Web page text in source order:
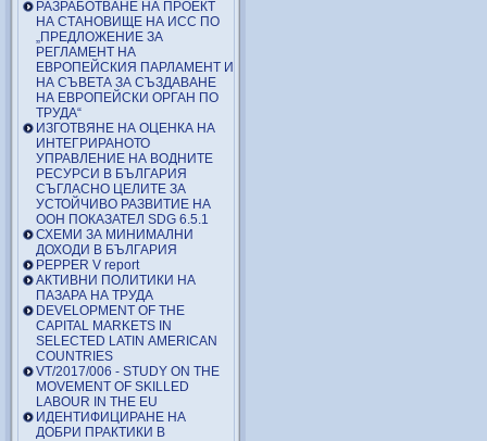
РАЗРАБОТВАНЕ НА ПРОЕКТ
НА СТАНОВИЩЕ НА ИСС ПО
„ПРЕДЛОЖЕНИЕ ЗА
РЕГЛАМЕНТ НА
ЕВРОПЕЙСКИЯ ПАРЛАМЕНТ И
НА СЪВЕТА ЗА СЪЗДАВАНЕ
НА ЕВРОПЕЙСКИ ОРГАН ПО
ТРУДА“
ИЗГОТВЯНЕ НА ОЦЕНКА НА
ИНТЕГРИРАНОТО
УПРАВЛЕНИЕ НА ВОДНИТЕ
РЕСУРСИ В БЪЛГАРИЯ
СЪГЛАСНО ЦЕЛИТЕ ЗА
УСТОЙЧИВО РАЗВИТИЕ НА
ООН ПОКАЗАТЕЛ SDG 6.5.1
СХЕМИ ЗА МИНИМАЛНИ
ДОХОДИ В БЪЛГАРИЯ
PEPPER V report
АКТИВНИ ПОЛИТИКИ НА
ПАЗАРА НА ТРУДА
DEVELOPMENT OF THE
CAPITAL MARKETS IN
SELECTED LATIN AMERICAN
COUNTRIES
VT/2017/006 - STUDY ON THE
MOVEMENT OF SKILLED
LABOUR IN THE EU
ИДЕНТИФИЦИРАНЕ НА
ДОБРИ ПРАКТИКИ В